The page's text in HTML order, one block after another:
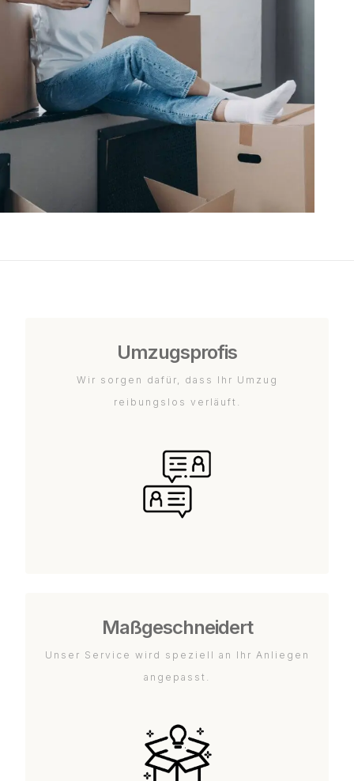
Umzugsprofis
Wir sorgen dafür, dass Ihr Umzug
reibungslos verläuft.
Maßgeschneidert
Unser Service wird speziell an Ihr Anliegen
angepasst.